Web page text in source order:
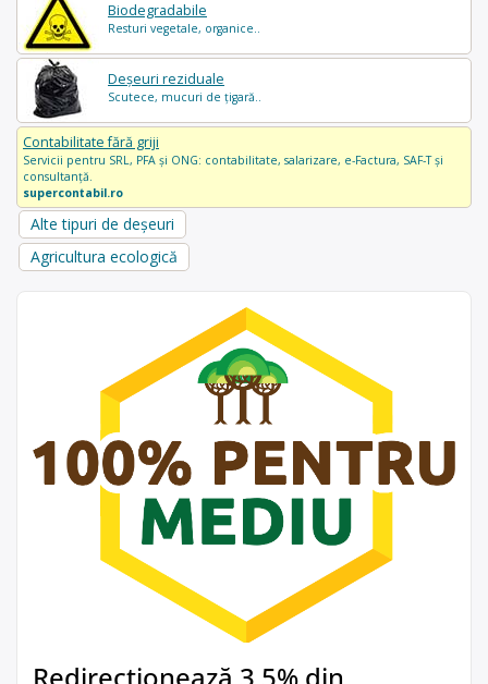
Biodegradabile
Resturi vegetale, organice..
Deșeuri reziduale
Scutece, mucuri de țigară..
Contabilitate fără griji
Servicii pentru SRL, PFA și ONG: contabilitate, salarizare, e-Factura, SAF-T și
consultanță.
supercontabil.ro
Alte tipuri de deșeuri
Agricultura ecologică